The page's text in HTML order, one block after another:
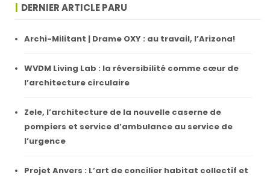
DERNIER ARTICLE PARU
Archi-Militant | Drame OXY : au travail, l’Arizona!
WVDM Living Lab : la réversibilité comme cœur de
l’architecture circulaire
Zele, l’architecture de la nouvelle caserne de
pompiers et service d’ambulance au service de
l’urgence
Projet Anvers : L’art de concilier habitat collectif et